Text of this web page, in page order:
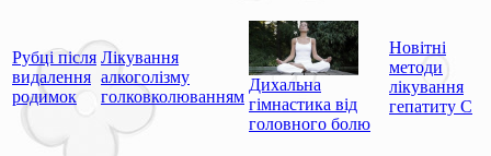
Рубці після
видалення
родимок
Лікування
алкоголізму
голковколюванням
Дихальна
гімнастика від
головного болю
Новітні
методи
лікування
гепатиту С